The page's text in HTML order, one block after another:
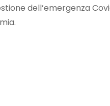
dell’emergenza